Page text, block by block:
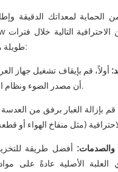
لمعداتك الدقيقة
طويلة من عدم الاستخدام:
أولاً، قم بإيقاف تشغيل جهاز
أن مصدر الضوء ونظام التبريد قد بردا تمامًا.
قم بإزالة الغبار برفق من
والصدمات: أفضل طريقة
العلبة الأصلية عادةً على